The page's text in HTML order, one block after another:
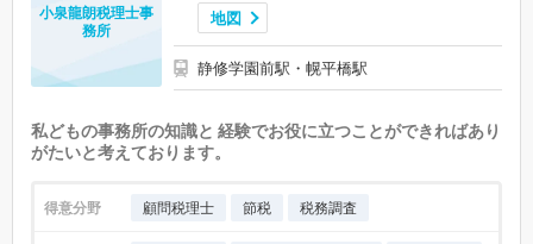
地図
静修学園前駅・幌平橋駅
小泉龍朗税理士事
務所
私どもの事務所の知識と 経験でお役に立つことができればあり
がたいと考えております。
得意分野 顧問税理士 節税 税務調査